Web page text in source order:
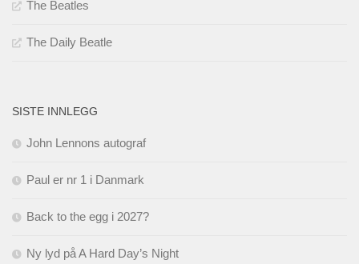
The Beatles
The Daily Beatle
SISTE INNLEGG
John Lennons autograf
Paul er nr 1 i Danmark
Back to the egg i 2027?
Ny lyd på A Hard Day’s Night